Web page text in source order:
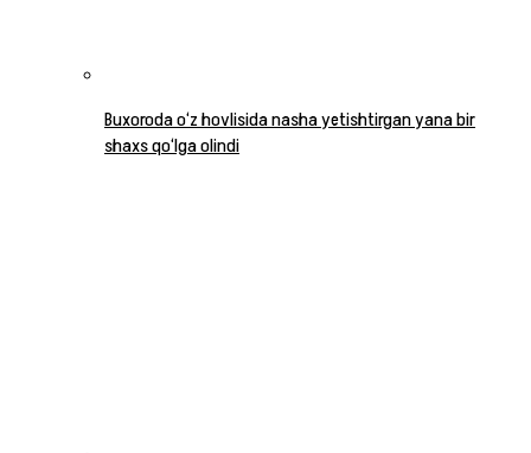
Buxoroda o‘z hovlisida nasha yetishtirgan yana bir
shaxs qo‘lga olindi